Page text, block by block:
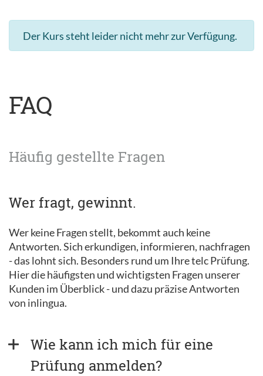
Der Kurs steht leider nicht mehr zur Verfügung.
FAQ
Häufig gestellte Fragen
Wer fragt, gewinnt.
Wer keine Fragen stellt, bekommt auch keine
Antworten. Sich erkundigen, informieren, nachfragen
- das lohnt sich. Besonders rund um Ihre telc Prüfung.
Hier die häufigsten und wichtigsten Fragen unserer
Kunden im Überblick - und dazu präzise Antworten
von inlingua.
Wie kann ich mich für eine
Prüfung anmelden?